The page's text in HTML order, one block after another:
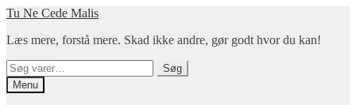
Spring
navigation
Spring
indhold
Tu Ne Cede Malis
Læs mere, forstå mere. Skad ikke andre, gør godt hvor du kan!
Søg
efter:
Søg
Menu